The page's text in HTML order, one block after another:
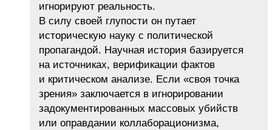
игнорируют реальность.
В силу своей глупости он путает
историческую науку с политической
пропагандой. Научная история базируется
на источниках, верификации фактов
и критическом анализе. Если «своя точка
зрения» заключается в игнорировании
задокументированных массовых убийств
или оправдании коллаборационизма,